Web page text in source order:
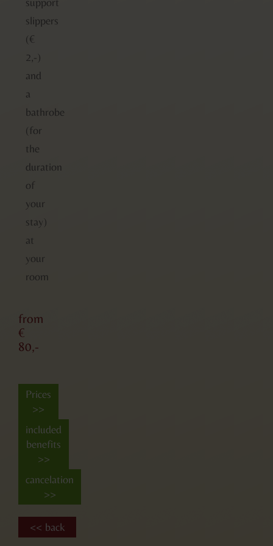
slippers
(€
2,-)
and
a
bathrobe
(for
the
duration
of
your
stay)
at
your
room
from
€
80,-
Prices
>>
included
benefits
>>
cancelation
>>
<< back